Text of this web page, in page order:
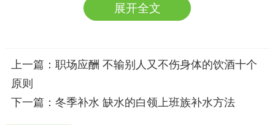
展开全文
上一篇： 职场应酬 不输别人又不伤身体的饮酒十个
原则
下一篇： 冬季补水 缺水的白领上班族补水方法